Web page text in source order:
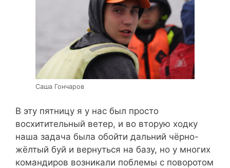
Саша Гончаров
В эту пятницу я у нас был просто
восхитительный ветер, и во вторую ходку
наша задача была обойти дальний чёрно-
жёлтый буй и вернуться на базу, но у многих
командиров возникали поблемы с поворотом